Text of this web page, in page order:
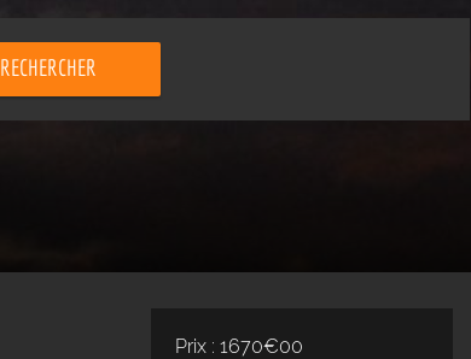
RECHERCHER
Prix : 1670€00